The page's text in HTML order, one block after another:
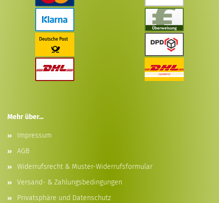
Mehr über...
Impressum
AGB
Widerrufsrecht & Muster-Widerrufsformular
Versand- & Zahlungsbedingungen
Privatsphäre und Datenschutz